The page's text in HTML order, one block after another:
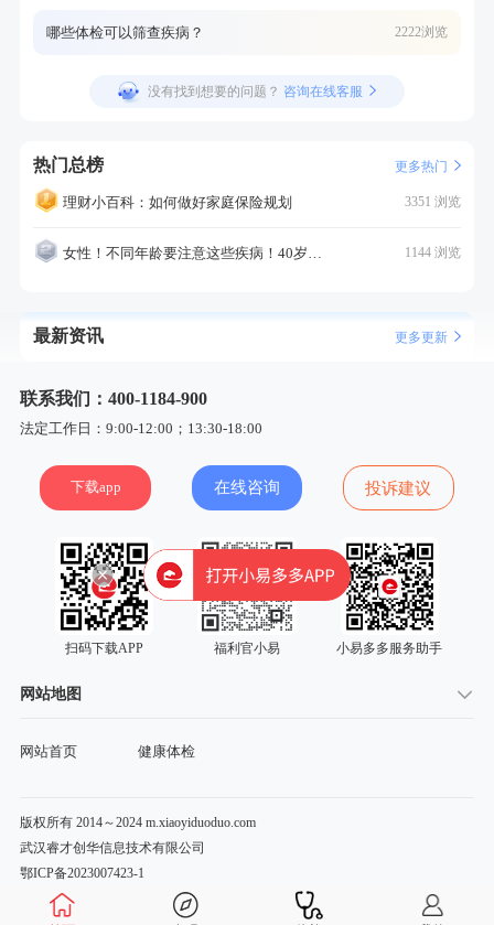
哪些体检可以筛查疾病？ 2222浏览
没有找到想要的问题？ 咨询在线客服
热门总榜 更多热门
理财小百科：如何做好家庭保险规划 3351 浏览
女性！不同年龄要注意这些疾病！40岁的这个疾病最需要注意！ 1144 浏览
最新资讯 更多更新
联系我们：400-1184-900
法定工作日：9:00-12:00；13:30-18:00
下载app 在线咨询 投诉建议
扫码下载APP 福利官小易 小易多多服务助手
网站地图
网站首页 健康体检
版权所有 2014～2024 m.xiaoyiduoduo.com
武汉睿才创华信息技术有限公司
鄂ICP备2023007423-1